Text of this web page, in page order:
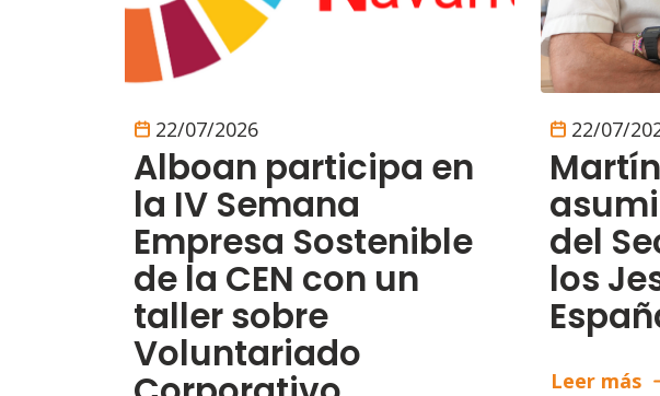
22/07/2026
Alboan participa en
la IV Semana
Empresa Sostenible
de la CEN con un
taller sobre
Voluntariado
22/07/
del
los
Leer más